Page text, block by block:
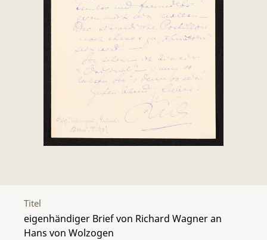
Titel
eigenhändiger Brief von Richard Wagner an
Hans von Wolzogen